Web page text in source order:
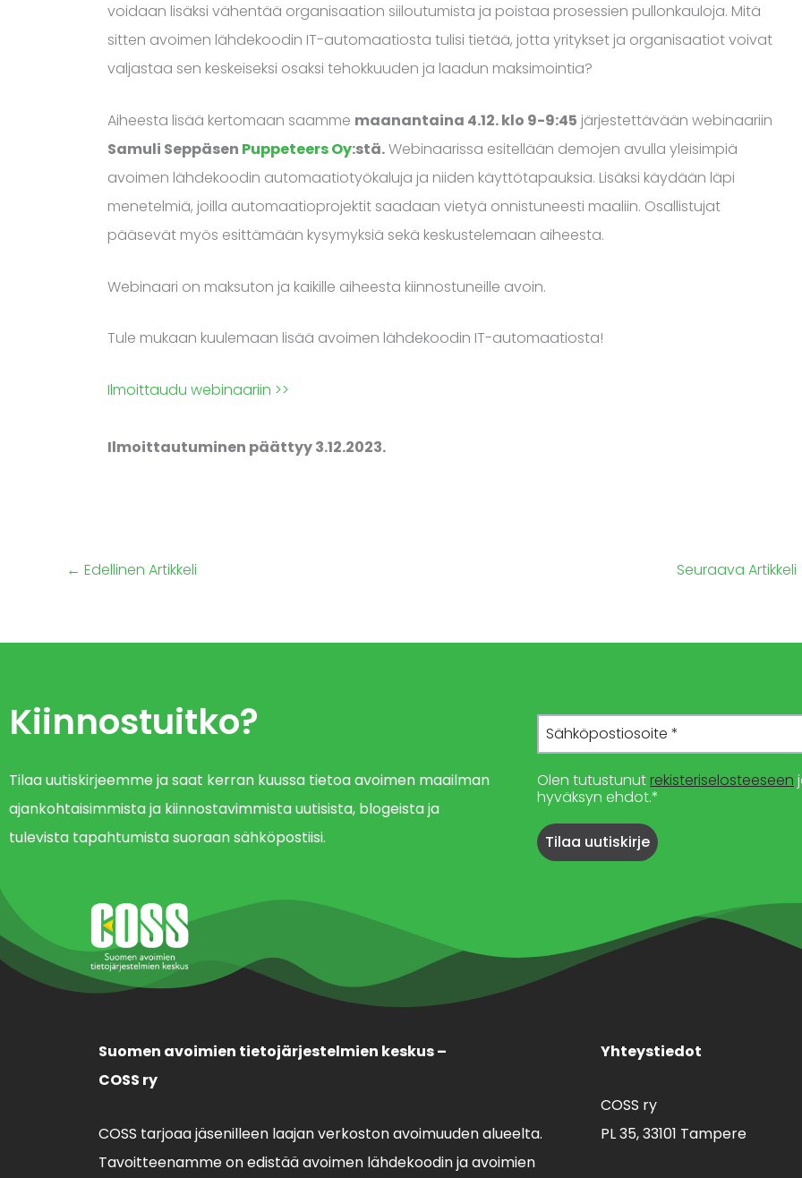
voidaan lisäksi vähentää organisaation siiloutumista ja poistaa prosessien pullonkauloja. Mitä
sitten avoimen lähdekoodin IT-automaatiosta tulisi tietää, jotta yritykset ja organisaatiot voivat
valjastaa sen keskeiseksi osaksi tehokkuuden ja laadun maksimointia?
Aiheesta lisää kertomaan saamme maanantaina 4.12. klo 9-9:45 järjestettävään webinaariin
Samuli Seppäsen Puppeteers Oy:stä.Webinaarissa esitellään demojen avulla yleisimpiä
avoimen lähdekoodin automaatiotyökaluja ja niiden käyttötapauksia. Lisäksi käydään läpi
menetelmiä, joilla automaatioprojektit saadaan vietyä onnistuneesti maaliin. Osallistujat
pääsevät myös esittämään kysymyksiä sekä keskustelemaan aiheesta.
Webinaari on maksuton ja kaikille aiheesta kiinnostuneille avoin.
Tule mukaan kuulemaan lisää avoimen lähdekoodin IT-automaatiosta!
Ilmoittaudu webinaariin >>
Ilmoittautuminen päättyy 3.12.2023.
← Edellinen Artikkeli Seuraava Artikkeli
Kiinnostuitko?
Tilaa uutiskirjeemme ja saat kerran kuussa tietoa avoimen maailman
ajankohtaisimmista ja kiinnostavimmista uutisista, blogeista ja
tulevista tapahtumista suoraan sähköpostiisi.
Olen tutustunut rekisteriselosteeseen
hyväksyn ehdot.*
Suomen avoimien tietojärjestelmien keskus –
COSS ry
COSS tarjoaa jäsenilleen laajan verkoston avoimuuden alueelta.
Tavoitteenamme on edistää avoimen lähdekoodin ja avoimien
Yhteystiedot
COSS ry
PL 35,33101 Tampere